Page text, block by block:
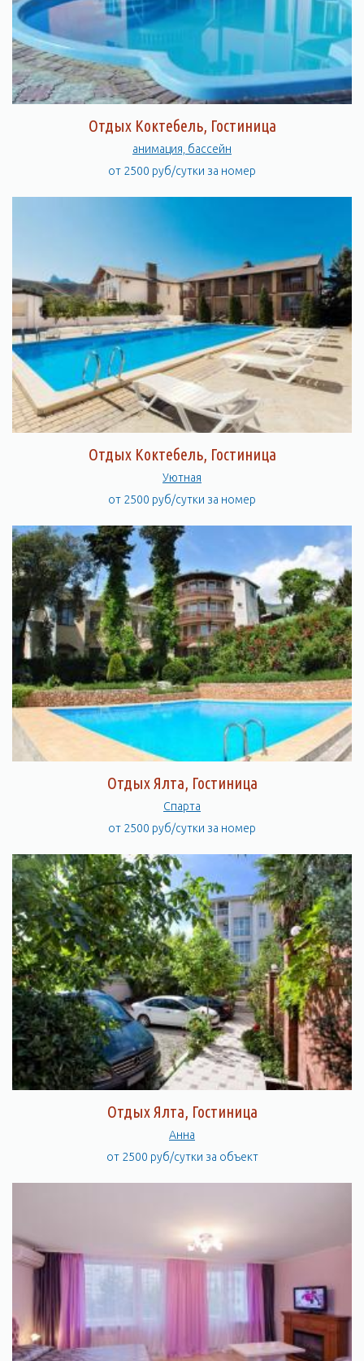
Отдых Коктебель, Гостиница
анимация, бассейн
от 2500 руб/сутки за номер
Отдых Коктебель, Гостиница
Уютная
от 2500 руб/сутки за номер
Отдых Ялта, Гостиница
Спарта
от 2500 руб/сутки за номер
Отдых Ялта, Гостиница
Анна
от 2500 руб/сутки за объект